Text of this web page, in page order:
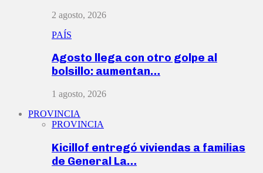
2 agosto, 2026
PAÍS
Agosto llega con otro golpe al
bolsillo: aumentan…
1 agosto, 2026
PROVINCIA
PROVINCIA
Kicillof entregó viviendas a familias
de General La…